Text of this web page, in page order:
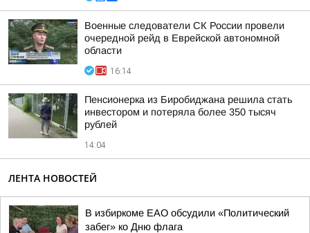
Военные следователи СК России провели
очередной рейд в Еврейской автономной
области
16:14
Пенсионерка из Биробиджана решила стать
инвестором и потеряла более 350 тысяч
рублей
14:04
ЛЕНТА НОВОСТЕЙ
В избиркоме ЕАО обсудили «Политический
забег» ко Дню флага